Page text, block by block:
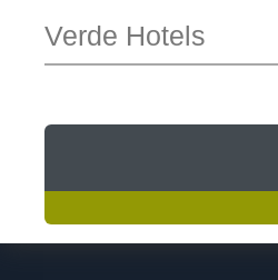
Verde Hotels